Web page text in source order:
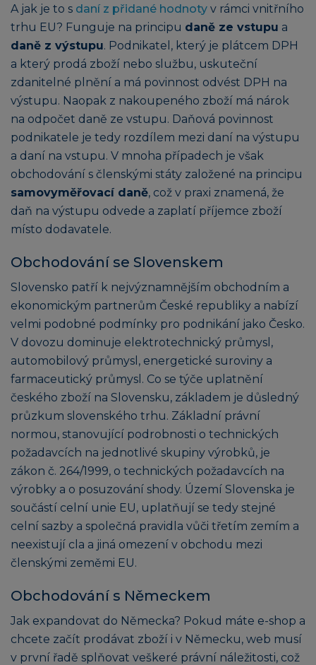
A jak je to s daní z přidané hodnoty v rámci vnitřního
trhu EU? Funguje na principu daně ze vstupu a
daně z výstupu. Podnikatel, který je plátcem DPH
a který prodá zboží nebo službu, uskuteční
zdanitelné plnění a má povinnost odvést DPH na
výstupu. Naopak z nakoupeného zboží má nárok
na odpočet daně ze vstupu. Daňová povinnost
podnikatele je tedy rozdílem mezi daní na výstupu
a daní na vstupu. V mnoha případech je však
obchodování s členskými státy založené na principu
samovyměřovací daně, což v praxi znamená, že
daň na výstupu odvede a zaplatí příjemce zboží
místo dodavatele.
Obchodování se Slovenskem
Slovensko patří k nejvýznamnějším obchodním a
ekonomickým partnerům České republiky a nabízí
velmi podobné podmínky pro podnikání jako Česko.
V dovozu dominuje elektrotechnický průmysl,
automobilový průmysl, energetické suroviny a
farmaceutický průmysl. Co se týče uplatnění
českého zboží na Slovensku, základem je důsledný
průzkum slovenského trhu. Základní právní
normou, stanovující podrobnosti o technických
požadavcích na jednotlivé skupiny výrobků, je
zákon č. 264/1999, o technických požadavcích na
výrobky a o posuzování shody. Území Slovenska je
součástí celní unie EU, uplatňují se tedy stejné
celní sazby a společná pravidla vůči třetím zemím a
neexistují cla a jiná omezení v obchodu mezi
členskými zeměmi EU.
Obchodování s Německem
Jak expandovat do Německa? Pokud máte e-shop a
chcete začít prodávat zboží i v Německu, web musí
v první řadě splňovat veškeré právní náležitosti, což